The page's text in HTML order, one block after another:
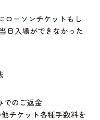
ローソンチケットもし
日入場ができなかった
でのご返金
チケット各種手数料を